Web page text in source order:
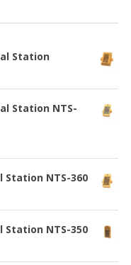
Station
Station NTS-
Station NTS-360
Station NTS-350